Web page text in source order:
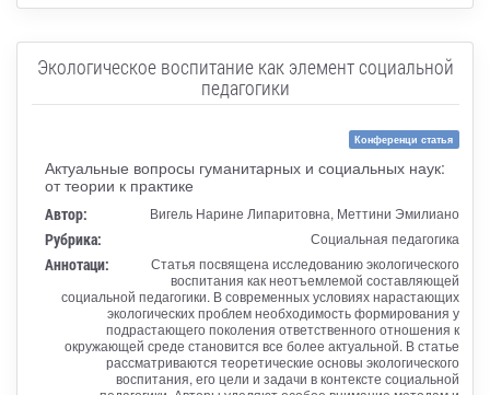
Экологическое воспитание как элемент социальной
педагогики
Конференци статья
Актуальные вопросы гуманитарных и социальных наук:
от теории к практике
Автор: Вигель Нарине Липаритовна, Меттини Эмилиано
Рубрика: Социальная педагогика
Аннотаци:
Статья посвящена исследованию экологического
воспитания как неотъемлемой составляющей
социальной педагогики. В современных условиях нарастающих
экологических проблем необходимость формирования у
подрастающего поколения ответственного отношения к
окружающей среде становится все более актуальной. В статье
рассматриваются теоретические основы экологического
воспитания, его цели и задачи в контексте социальной